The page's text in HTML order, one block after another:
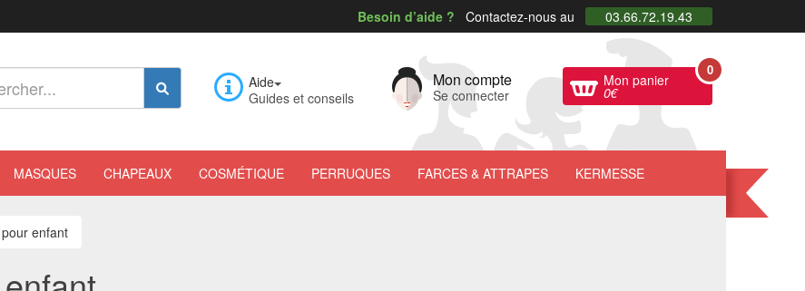
Besoin d’aide ? Contactez-nous au 03.66.72.19.43
Aide
Guides et conseils
Mon compte
Se connecter
Mon panier
0€
0
MASQUES CHAPEAUX COSMÉTIQUE PERRUQUES FARCES & ATTRAPES KERMESSE
enfant